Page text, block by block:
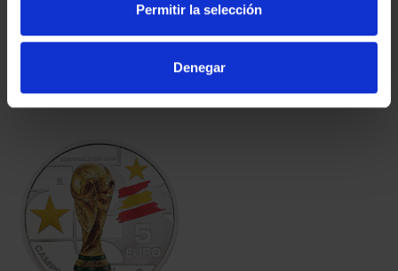
Permitir la selección
Denegar
2025) 8 REALES
145,00 €
COLECCIÓN DE PLATA
1.730,00 €